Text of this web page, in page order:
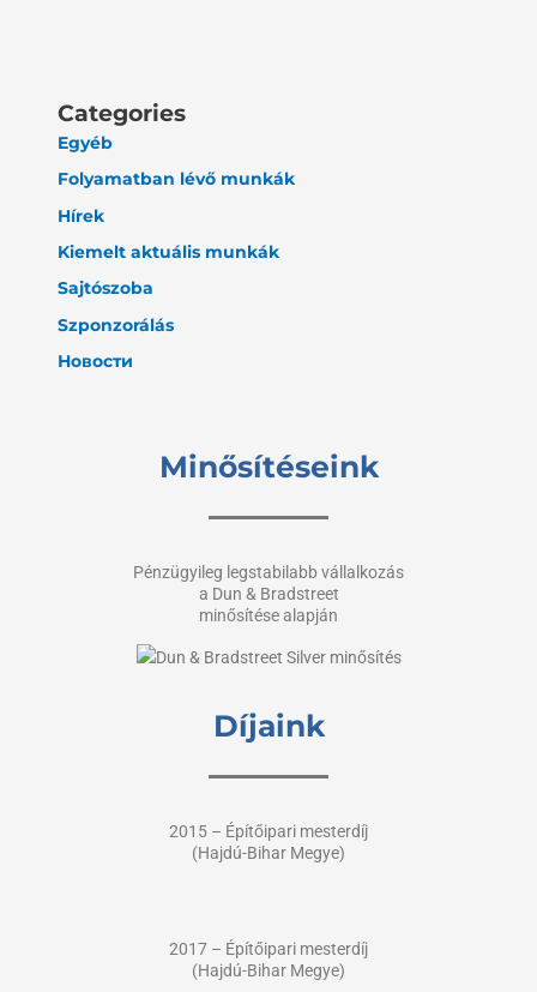
Categories
Egyéb
Folyamatban lévő munkák
Hírek
Kiemelt aktuális munkák
Sajtószoba
Szponzorálás
Новости
Minősítéseink
Pénzügyileg legstabilabb vállalkozás
a Dun & Bradstreet
minősítése alapján
Díjaink
2015 – Építőipari mesterdíj
(Hajdú-Bihar Megye)
2017 – Építőipari mesterdíj
(Hajdú-Bihar Megye)